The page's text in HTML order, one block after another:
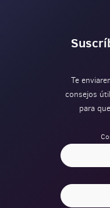
Te
consejos
para